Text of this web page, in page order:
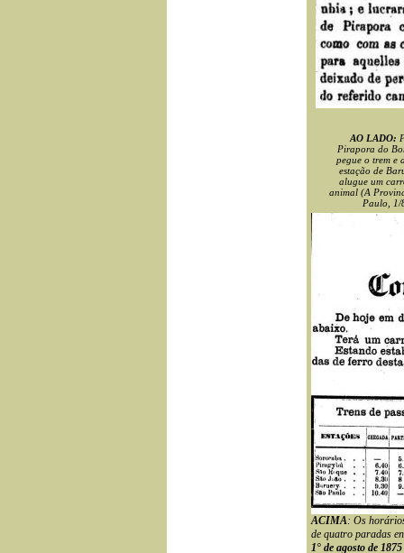
AO LADO:
Pirapora do
pegue o trem e
estação de
alugue um
animal (A
Paulo, 1/
ACIMA: Os
de quatro paradas
1° de agosto de 1875